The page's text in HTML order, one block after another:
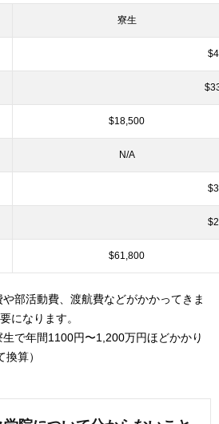
寮生
$18,500
N/A
$61,800
や部活動費、渡航費などがかかってきま
になります。
で年間1100円〜1,200万円ほどかかり
算）